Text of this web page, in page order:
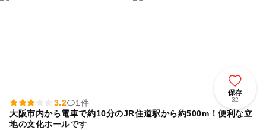
保存
32
3.2
1件
大阪市内から電車で約10分のJR住道駅から約500m！便利な立
地の文化ホールです